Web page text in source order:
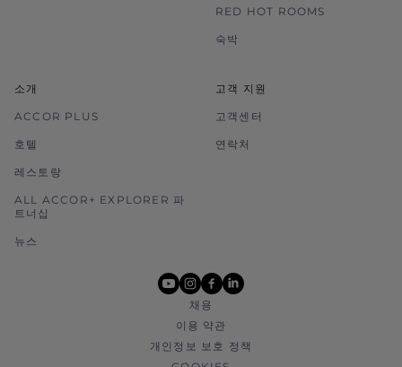
RED HOT ROOMS
숙박
소개
ACCOR PLUS
호텔
레스토랑
ALL ACCOR+ EXPLORER 파
트너십
뉴스
고객 지원
고객센터
연락처
youtube
instagram
facebook
linkedin
채용
이용 약관
개인정보 보호 정책